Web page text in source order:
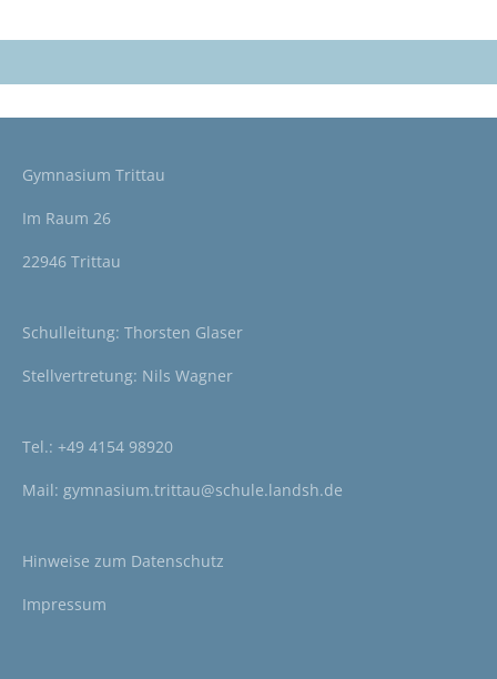
Gymnasium Trittau
Im Raum 26
22946 Trittau
Schulleitung: Thorsten Glaser
Stellvertretung: Nils Wagner
Tel.: +49 4154 98920
Mail: gymnasium.trittau@schule.landsh.de
Hinweise zum Datenschutz
Impressum